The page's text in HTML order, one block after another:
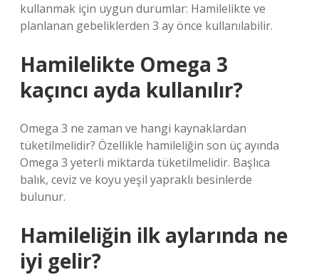
kullanmak için uygun durumlar: Hamilelikte ve
planlanan gebeliklerden 3 ay önce kullanılabilir.
Hamilelikte Omega 3
kaçıncı ayda kullanılır?
Omega 3 ne zaman ve hangi kaynaklardan
tüketilmelidir? Özellikle hamileliğin son üç ayında
Omega 3 yeterli miktarda tüketilmelidir. Başlıca
balık, ceviz ve koyu yeşil yapraklı besinlerde
bulunur.
Hamileliğin ilk aylarında ne
iyi gelir?